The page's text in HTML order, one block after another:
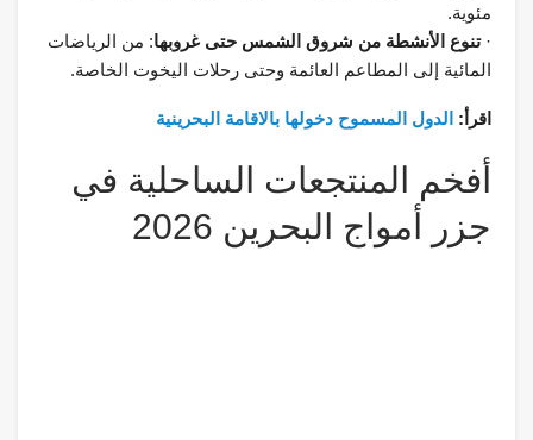
مئوية.
·تنوع الأنشطة من شروق الشمس حتى غروبها: من الرياضات
المائية إلى المطاعم العائمة وحتى رحلات اليخوت الخاصة.
اقرأ: الدول المسموح دخولها بالاقامة البحرينية
أفخم المنتجعات الساحلية في
جزر أمواج البحرين 2026